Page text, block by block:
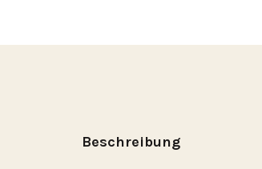
Beschreibung